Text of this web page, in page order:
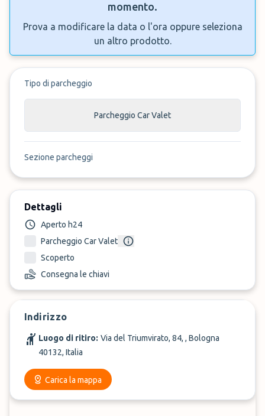
momento.
Prova a modificare la data o l'ora oppure seleziona
un altro prodotto.
Tipo di parcheggio
Parcheggio Car Valet
Sezione parcheggi
Dettagli
Aperto h24
Parcheggio Car Valet
Scoperto
Consegna le chiavi
Indirizzo
Luogo di ritiro: Via del Triumvirato, 84, , Bologna
40132, Italia
Carica la mappa